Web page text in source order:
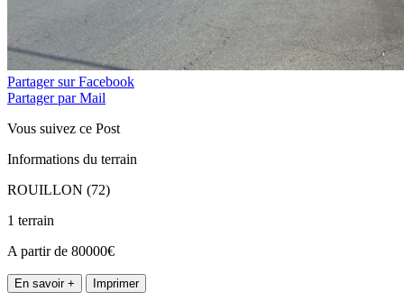
Partager sur Facebook
Partager par Mail
Vous suivez ce Post
Informations du terrain
ROUILLON (72)
1 terrain
A partir de 80000€
En savoir + Imprimer